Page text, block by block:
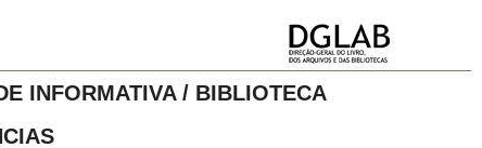
INFORMATIVA / BIBLIOTECA